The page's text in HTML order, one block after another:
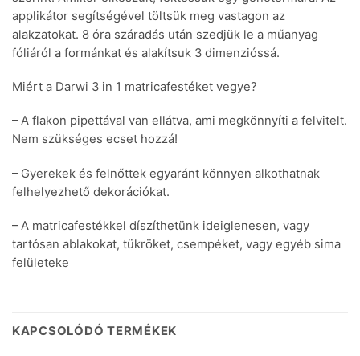
applikátor segítségével töltsük meg vastagon az
alakzatokat. 8 óra száradás után szedjük le a műanyag
fóliáról a formánkat és alakítsuk 3 dimenzióssá.
Miért a Darwi 3 in 1 matricafestéket vegye?
– A flakon pipettával van ellátva, ami megkönnyíti a felvitelt.
Nem szükséges ecset hozzá!
– Gyerekek és felnőttek egyaránt könnyen alkothatnak
felhelyezhető dekorációkat.
– A matricafestékkel díszíthetünk ideiglenesen, vagy
tartósan ablakokat, tükröket, csempéket, vagy egyéb sima
felületeke
KAPCSOLÓDÓ TERMÉKEK